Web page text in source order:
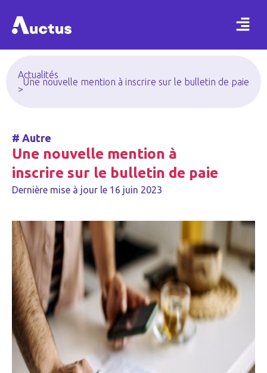
Actualités
>
Une nouvelle mention à inscrire sur le bulletin de paie
# Autre
Une nouvelle mention à
inscrire sur le bulletin de paie
Dernière mise à jour le 16 juin 2023